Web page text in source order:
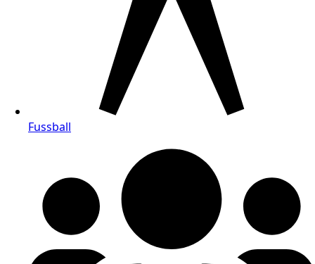
Fussball